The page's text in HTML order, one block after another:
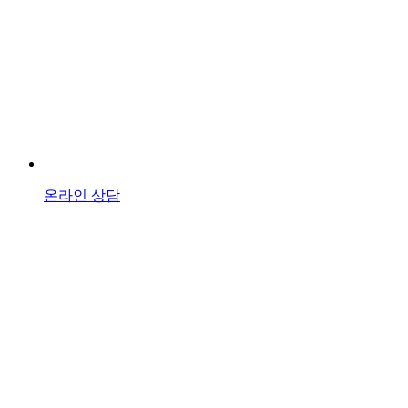
온라인 상담